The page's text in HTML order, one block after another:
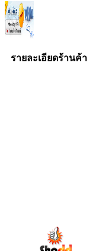
รายละเอียดร้านค้า